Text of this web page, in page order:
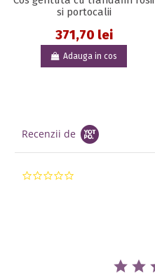
si portocalii
371,70 lei
Adauga in cos
Recenzii de